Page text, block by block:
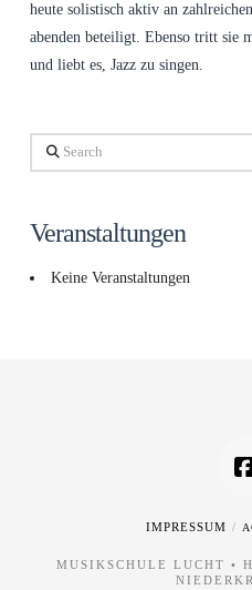
heu­te solis­tisch aktiv an
aben­den betei­ligt. Eben­so tritt sie
und liebt es, Jazz zu singen.
Search
Veranstaltungen
Keine Veranstaltungen
IMPRESSUM
MUSIKSCHULE LUCHT •